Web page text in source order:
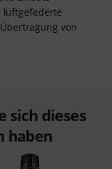
luftgefederte
von
sich dieses
haben